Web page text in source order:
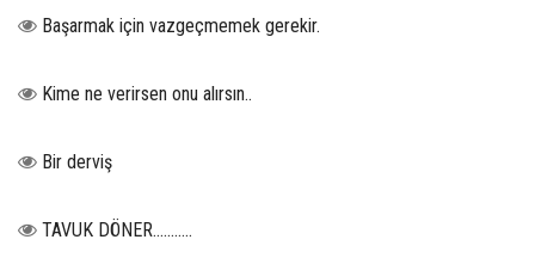
Başarmak için vazgeçmemek gerekir.
Kime ne verirsen onu alırsın..
Bir derviş
TAVUK DÖNER...........